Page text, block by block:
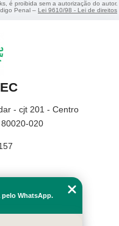
é proibida sem a autorização do autor.
Penal – Lei 9610/98 - Lei de direitos
- cjt 201 - Centro
020
pelo WhatsApp.